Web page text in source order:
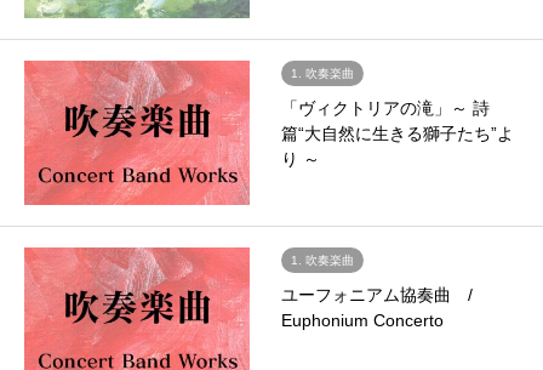
1. 吹奏楽曲
「ヴィクトリアの滝」～ 詩
篇“大自然に生きる獅子たち”よ
り ～
1. 吹奏楽曲
ユーフォニアム協奏曲 /
Euphonium Concerto